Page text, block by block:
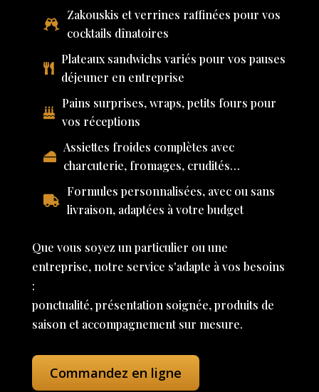
Zakouskis et verrines raffinées pour vos
cocktails dînatoires
Plateaux sandwichs variés pour vos pauses
déjeuner en entreprise
Pains surprises, wraps, petits fours pour
vos réceptions
Assiettes froides complètes avec
charcuterie, fromages, crudités…
Formules personnalisées, avec ou sans
livraison, adaptées à votre budget
Que vous soyez un particulier ou une
entreprise, notre service s'adapte à vos besoins
:
ponctualité, présentation soignée, produits de
saison et accompagnement sur mesure.
Commandez en ligne